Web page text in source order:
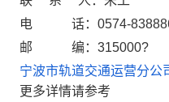
电 话：0574-
邮 编：315000?
宁波市轨道交通运营分公
更多详情请参考